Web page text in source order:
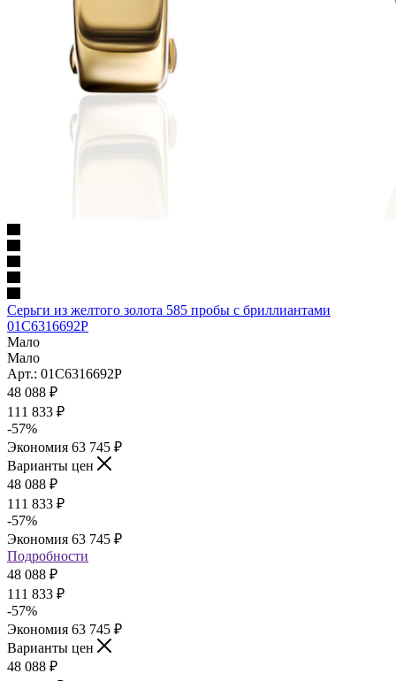
Серьги из желтого золота 585 пробы с бриллиантами
01С6316692Р
Мало
Мало
Арт.: 01С6316692Р
48 088 ₽
111 833 ₽
-57%
Экономия 63 745 ₽
Варианты цен
48 088 ₽
111 833 ₽
-57%
Экономия 63 745 ₽
Подробности
48 088 ₽
111 833 ₽
-57%
Экономия 63 745 ₽
Варианты цен
48 088 ₽